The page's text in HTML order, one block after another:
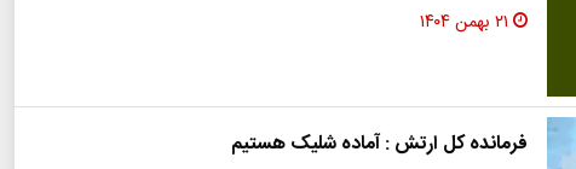
۲۱ بهمن ۱۴۰۴
فرمانده کل ارتش : آماده شلیک هستیم